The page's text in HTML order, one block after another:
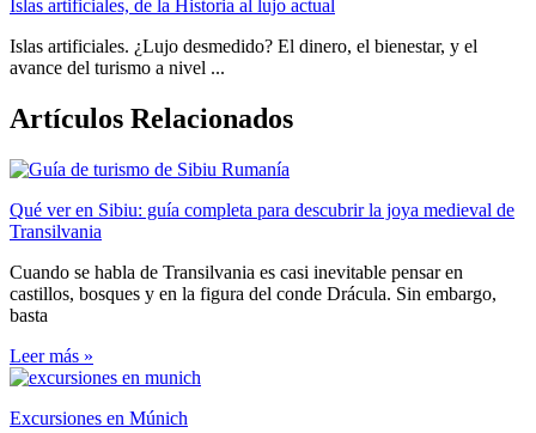
Islas artificiales, de la Historia al lujo actual
Islas artificiales. ¿Lujo desmedido? El dinero, el bienestar, y el
avance del turismo a nivel ...
Artículos Relacionados
Qué ver en Sibiu: guía completa para descubrir la joya medieval de
Transilvania
Cuando se habla de Transilvania es casi inevitable pensar en
castillos, bosques y en la figura del conde Drácula. Sin embargo,
basta
Leer más »
Excursiones en Múnich